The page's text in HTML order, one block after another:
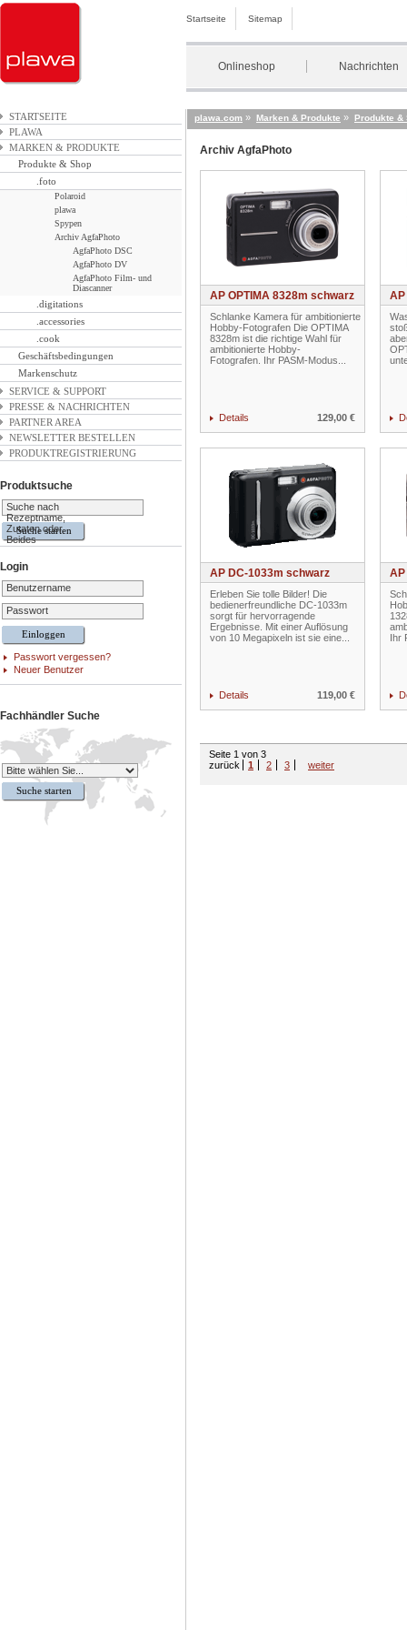
Startseite Sitemap
Onlineshop Nachrichten
STARTSEITE
PLAWA
MARKEN & PRODUKTE
Produkte & Shop
.foto
Polaroid
plawa
Spypen
Archiv AgfaPhoto
AgfaPhoto DSC
AgfaPhoto DV
AgfaPhoto Film- und
Diascanner
.digitations
.accessories
.cook
Geschäftsbedingungen
Markenschutz
SERVICE & SUPPORT
PRESSE & NACHRICHTEN
PARTNER AREA
NEWSLETTER BESTELLEN
PRODUKTREGISTRIERUNG
Produktsuche
Suche nach
Rezeptname,
Zutaten oder
Beides
Login
Benutzername
Passwort
Passwort vergessen?
Neuer Benutzer
Fachhändler Suche
plawa.com » Marken & Produkte » Produkte &
Archiv AgfaPhoto
AP OPTIMA 8328m schwarz
Schlanke Kamera für ambitionierte
Hobby-Fotografen Die OPTIMA
8328m ist die richtige Wahl für
ambitionierte Hobby-
Fotografen. Ihr PASM-Modus...
Details 129,00 €
AP
AP DC-1033m schwarz
Erleben Sie tolle Bilder! Die
bedienerfreundliche DC-1033m
sorgt für hervorragende
Ergebnisse. Mit einer Auflösung
von 10 Megapixeln ist sie eine...
Details 119,00 €
AP
Ihr
Seite 1 von 3
zurück
1 2 3 weiter